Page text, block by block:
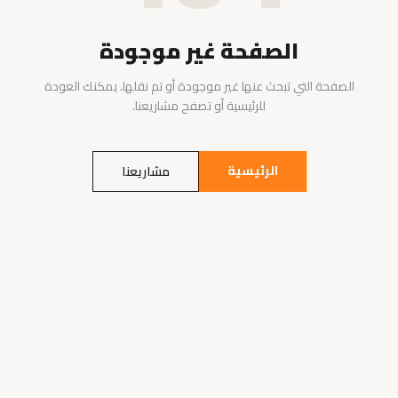
الصفحة غير موجودة
الصفحة التي تبحث عنها غير موجودة أو تم نقلها. يمكنك العودة
للرئيسية أو تصفح مشاريعنا.
الرئيسية مشاريعنا